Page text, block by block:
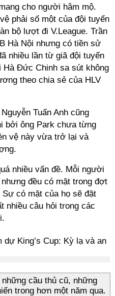
cho người hâm mộ.
phải số một của đội tuyển
bộ lượt đi V.League. Trần
Hà Nội nhưng có tiền sử
nhiều lần từ giã đội tuyển
Hà Đức Chinh sa sút không
theo chia sẻ của HLV
Tuấn Anh cũng
bởi ông Park chưa từng
vệ này vừa trở lại và
nhiều vấn đề. Mỗi người
đều có mặt trong đợt
có mặt của họ sẽ đặt
nhiều câu hỏi trong các
cầu thủ cũ, những
trong hơn một năm qua.